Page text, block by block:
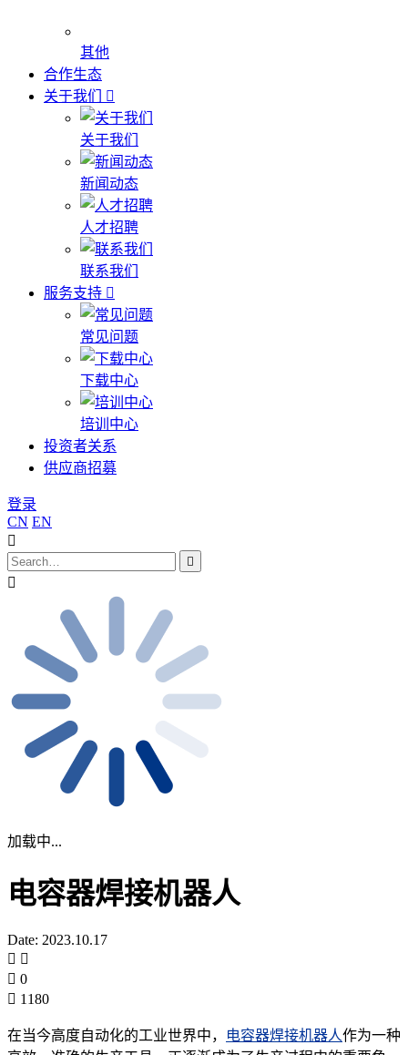
其他
合作生态
关于我们
关于我们
新闻动态
人才招聘
联系我们
服务支持
常见问题
下载中心
培训中心
投资者关系
供应商招募
登录
CN EN
加载中...
电容器焊接机器人
Date: 2023.10.17
0
1180
在当今高度自动化的工业世界中， 电容器焊接机器人作为一种